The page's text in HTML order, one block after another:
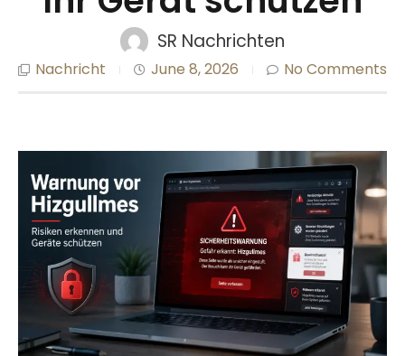
SR Nachrichten
Nachricht June 8, 2026 No Comments